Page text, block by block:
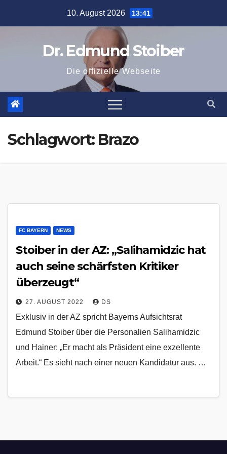
10. August 2026 13:41
Dr. Edmund Stoiber
Die offizielle Webseite
Schlagwort: Brazo
FC BAYERN NEWS
Stoiber in der AZ: „Salihamidzic hat
auch seine schärfsten Kritiker
überzeugt“
27. AUGUST 2022 DS
Exklusiv in der AZ spricht Bayerns Aufsichtsrat
Edmund Stoiber über die Personalien Salihamidzic
und Hainer: „Er macht als Präsident eine exzellente
Arbeit.“ Es sieht nach einer neuen Kandidatur aus. …